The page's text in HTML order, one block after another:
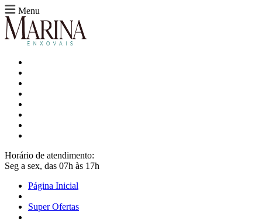
Menu
Horário de atendimento:
Seg a sex, das 07h às 17h
Página Inicial
Super Ofertas